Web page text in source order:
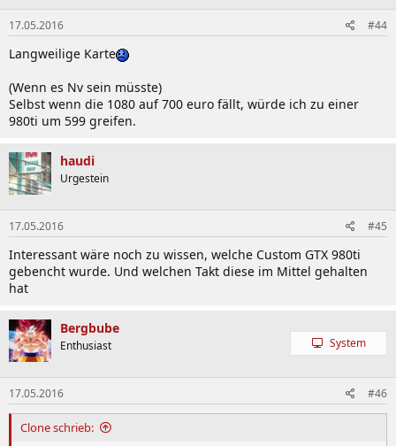
17.05.2016 #44
Langweilige Karte
(Wenn es Nv sein müsste)
Selbst wenn die 1080 auf 700 euro fällt, würde ich zu einer
980ti um 599 greifen.
haudi
Urgestein
17.05.2016 #45
Interessant wäre noch zu wissen, welche Custom GTX 980ti
gebencht wurde. Und welchen Takt diese im Mittel gehalten
hat
Bergbube
Enthusiast System
17.05.2016 #46
Clone schrieb: